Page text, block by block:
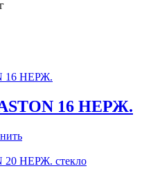
16 НЕРЖ.